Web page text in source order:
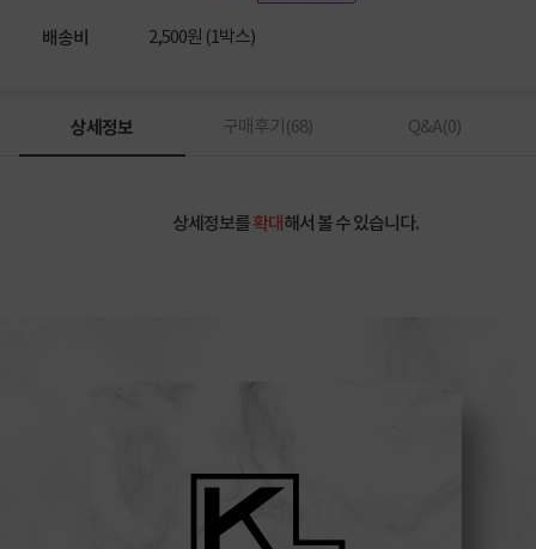
배송비 2,500원 (1박스)
상세정보 구매후기(68) Q&A(0)
상세정보를확대해서 볼 수 있습니다.